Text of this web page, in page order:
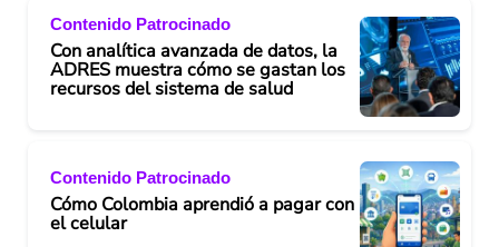
Contenido Patrocinado
Con analítica avanzada de datos, la
ADRES muestra cómo se gastan los
recursos del sistema de salud
Contenido Patrocinado
Cómo Colombia aprendió a pagar con
el celular